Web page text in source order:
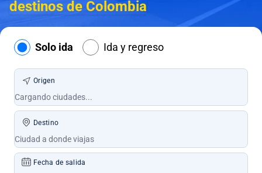
destinos de Colombia
Solo ida Ida y regreso
Origen
Destino
Fecha de salida